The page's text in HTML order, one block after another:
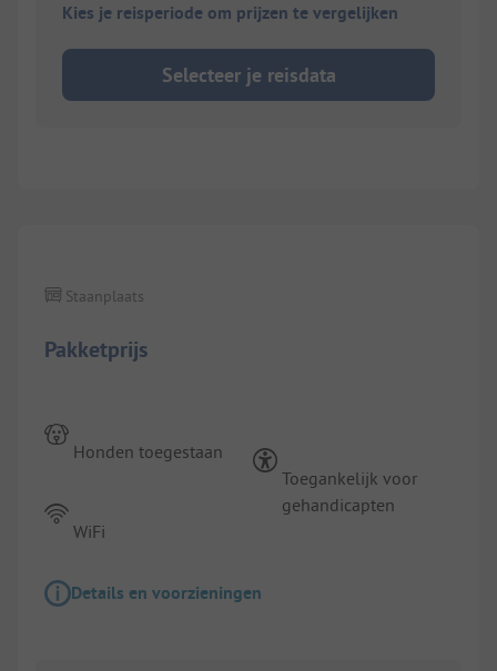
Kies je reisperiode om prijzen te vergelijken
Selecteer je reisdata
Pakketprijs
Staanplaats
Honden toegestaan
WiFi
Toegankelijk voor
gehandicapten
Details en voorzieningen